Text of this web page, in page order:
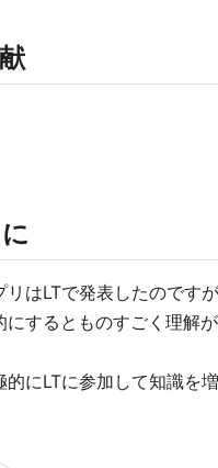
リはLTで発表したのです
にするとものすごく理解
的にLTに参加して知識を